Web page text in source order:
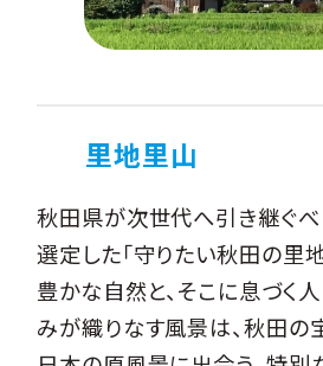
里地里山
秋田県が次世代へ引き継ぐ
選定した「守りたい秋田の里
豊かな自然と、そこに息づく
みが織りなす風景は、秋田の